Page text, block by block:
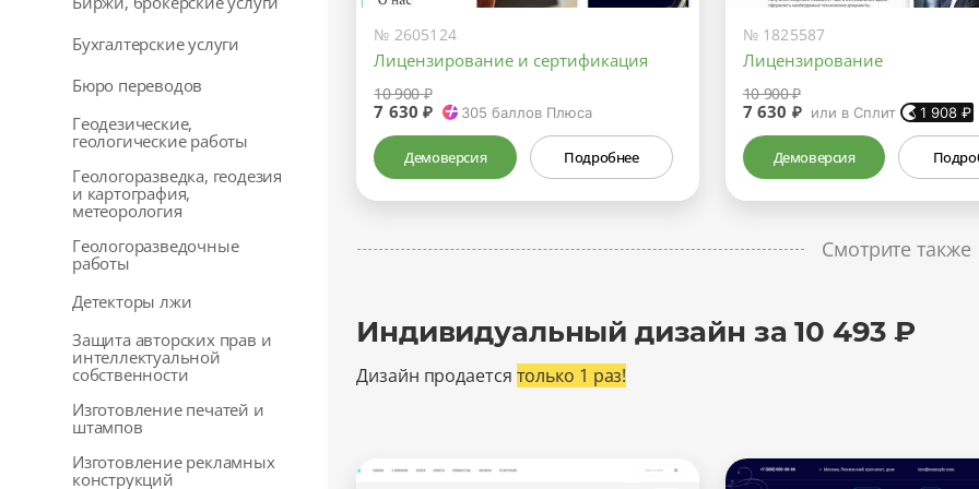
Бухгалтерские услуги
Бюро переводов
Геодезические,
геологические работы
Геологоразведка, геодезия
и картография,
метеорология
Геологоразведочные
работы
Детекторы лжи
Защита авторских прав и
интеллектуальной
собственности
Изготовление печатей и
штампов
Изготовление рекламных
конструкций
№ 2605124
Лицензирование и сертификация
10 900 ₽
7 630 ₽ 305 баллов Плюса
Демоверсия Подробнее
№ 1825587
Лицензирование
10 900 ₽
7 630 ₽ или в Сплит 1 908 ₽
Демоверсия
Смотрите также
Индивидуальный дизайн за 10 493 ₽
Дизайн продается только 1 раз!